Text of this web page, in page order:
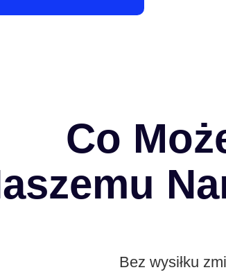
Co
Bez wysiłku